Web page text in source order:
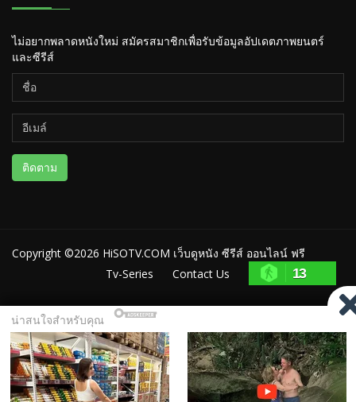
ไม่อยากพลาดหนังใหม่ สมัครสมาชิกเพื่อรับข้อมูลอัปเดตภาพยนตร์
และซีรีส์
ติดตาม
Copyright ©2026 HiSOTV.COM เว็บดูหนัง ซีรีส์ ออนไลน์ ฟรี
Tv-Series
Contact Us 13